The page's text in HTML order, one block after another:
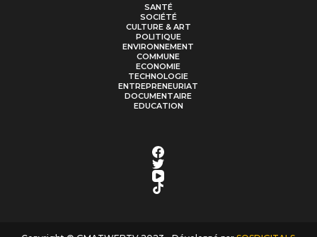
SANTÉ
SOCIÉTÉ
CULTURE & ART
POLITIQUE
ENVIRONNEMENT
COMMUNE
ECONOMIE
TECHNOLOGIE
ENTREPRENEURIAT
DOCUMENTAIRE
EDUCATION